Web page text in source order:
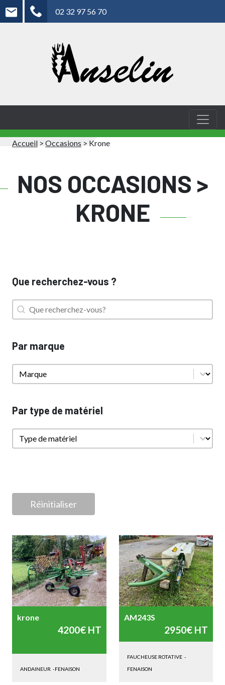
02 32 97 56 70
Accueil > Occasions > Krone
NOS OCCASIONS >
KRONE
Que recherchez-vous ?
Que recherchez-vous ?
Que recherchez-vous ?
Par marque
Par marque
Par marque
Par type de matériel
Par type de matériel
Par type de matériel
Réinitialiser
krone
4200€ HT
ANDAINEUR -FENAISON
AM243S
2950€ HT
FAUCHEUSE ROTATIVE -
FENAISON